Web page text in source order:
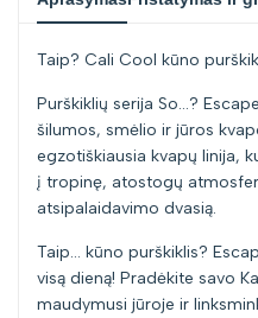
kiekį
prekei
product
kiekį
prekei
{{
product
Taip? Cali Cool kūno
Purškiklių serija So…?
šilumos, smėlio ir jūros
egzotiškiausia kvapų linija,
į tropinę, atostogų
atsipalaidavimo dvasią.
Taip… kūno purškiklis?
visą dieną! Pradėkite savo
maudymusi jūroje ir